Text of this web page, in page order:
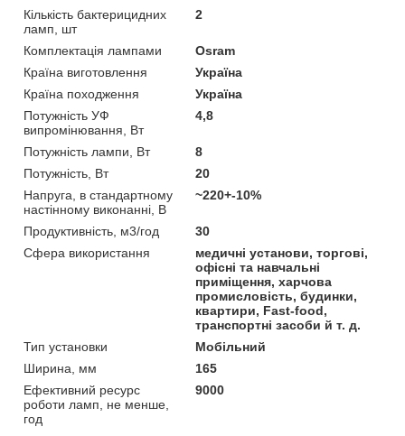
Кількість бактерицидних
ламп, шт
2
Комплектація лампами
Osram
Країна виготовлення
Україна
Країна походження
Україна
Потужність УФ
випромінювання, Вт
4,8
Потужність лампи, Вт
8
Потужність, Вт
20
Напруга, в стандартному
настінному виконанні, В
~220+-10%
Продуктивність, м3/год
30
Сфера використання
медичні установи, торгові,
офісні та навчальні
приміщення, харчова
промисловість, будинки,
квартири, Fast-food,
транспортні засоби й т. д.
Тип установки
Мобільний
Ширина, мм
165
Ефективний ресурс
роботи ламп, не менше,
год
9000